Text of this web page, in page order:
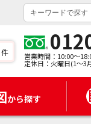
件 営業時間：10:00～
定休日：火曜日(1～3
から探す